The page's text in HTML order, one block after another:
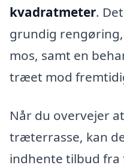
kvadratmeter.
grundig
mos, samt en
træet mod
Når du overvejer
træterrasse, kan
indhente tilbud fra